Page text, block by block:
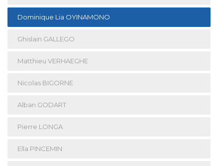
Dominique Lia OYINAMONO
Ghislain GALLEGO
Matthieu VERHAEGHE
Nicolas BIGORNE
Alban GODART
Pierre LONGA
Ella PINCEMIN